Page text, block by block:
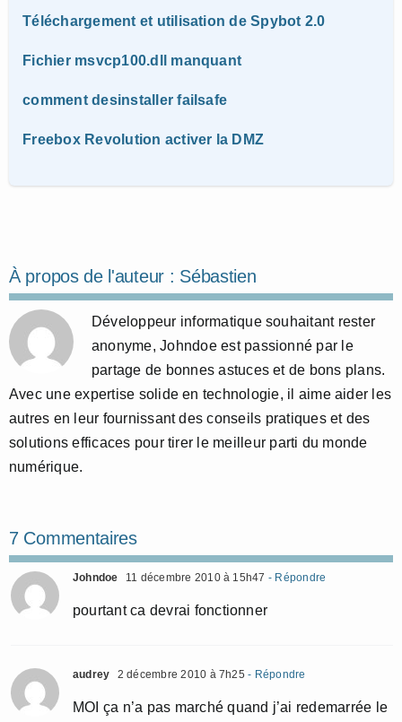
Téléchargement et utilisation de Spybot 2.0
Fichier msvcp100.dll manquant
comment desinstaller failsafe
Freebox Revolution activer la DMZ
À propos de l'auteur : Sébastien
Développeur informatique souhaitant rester
anonyme, Johndoe est passionné par le
partage de bonnes astuces et de bons plans.
Avec une expertise solide en technologie, il aime aider les
autres en leur fournissant des conseils pratiques et des
solutions efficaces pour tirer le meilleur parti du monde
numérique.
7 Commentaires
Johndoe 11 décembre 2010 à 15h47 - Répondre
pourtant ca devrai fonctionner
audrey 2 décembre 2010 à 7h25 - Répondre
MOI ça n’a pas marché quand j’ai redemarrée le